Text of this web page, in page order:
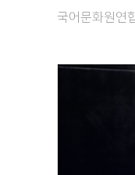
국어문화원연